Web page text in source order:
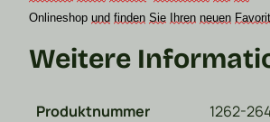
Onlineshop und finden Sie Ihren neuen
Weitere
Produktnummer 1262-